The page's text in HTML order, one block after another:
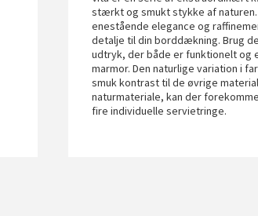
stærkt og smukt stykke af
enestående elegance og
detalje til din borddækning. Brug
udtryk, der både er funktionelt og
marmor. Den naturlige variation i
smuk kontrast til de øvrige
naturmateriale, kan der
fire individuelle servietringe.